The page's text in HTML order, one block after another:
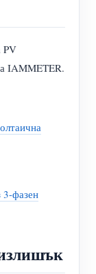
PV
IAMMETER.
3-фазен